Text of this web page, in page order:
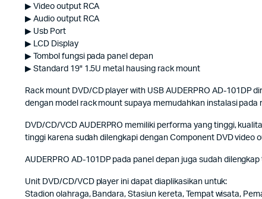
▶ Video output RCA
▶ Audio output RCA
▶ Usb Port
▶ LCD Display
▶ Tombol fungsi pada panel depan
▶ Standard 19" 1.5U metal hausing rack mount
Rack mount DVD/CD player with USB AUDERPRO AD-
dengan model rack mount supaya memudahkan instalasi pada
DVD/CD/VCD AUDERPRO memiliki performa yang tinggi,
tinggi karena sudah dilengkapi dengan Component DVD video
AUDERPRO AD-101DP pada panel depan juga sudah
Unit DVD/CD/VCD player ini dapat diaplikasikan untuk:
Stadion olahraga, Bandara, Stasiun kereta, Tempat wisata,